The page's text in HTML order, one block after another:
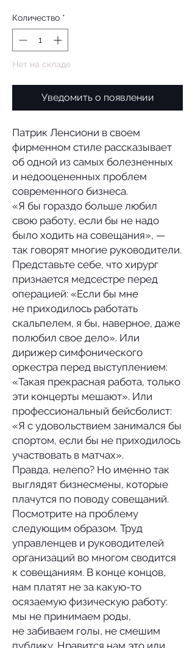
Количество *
Нет на складе
Уведомить о появлении
Патрик Ленсиони в своем
фирменном стиле рассказывает
об одной из самых болезненных
и недооцененных проблем
современного бизнеса.
«Я бы гораздо больше любил
свою работу, если бы не надо
было ходить на совещания», —
так говорят многие руководители.
Представьте себе, что хирург
признается медсестре перед
операцией: «Если бы мне
не приходилось работать
скальпелем, я бы, наверное, даже
полюбил свое дело». Или
дирижер симфонического
оркестра перед выступлением:
«Такая прекрасная работа, только
эти концерты мешают». Или
профессиональный бейсболист:
«Я с удовольствием занимался бы
спортом, если бы не приходилось
участвовать в матчах».
Правда, нелепо? Но именно так
выглядят бизнесмены, которые
плачутся по поводу совещаний.
Посмотрите на проблему
следующим образом. Труд
управленцев и руководителей
организаций во многом сводится
к совещаниям. В конце концов,
нам платят не за какую-то
осязаемую физическую работу:
мы не принимаем роды,
не забиваем голы, не смешим
публику. Нравится нам это или